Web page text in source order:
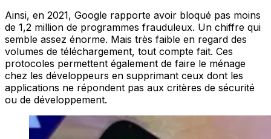
Ainsi, en 2021, Google rapporte avoir bloqué pas moins
de 1,2 million de programmes frauduleux. Un chiffre qui
semble assez énorme. Mais très faible en regard des
volumes de téléchargement, tout compte fait. Ces
protocoles permettent également de faire le ménage
chez les développeurs en supprimant ceux dont les
applications ne répondent pas aux critères de sécurité
ou de développement.